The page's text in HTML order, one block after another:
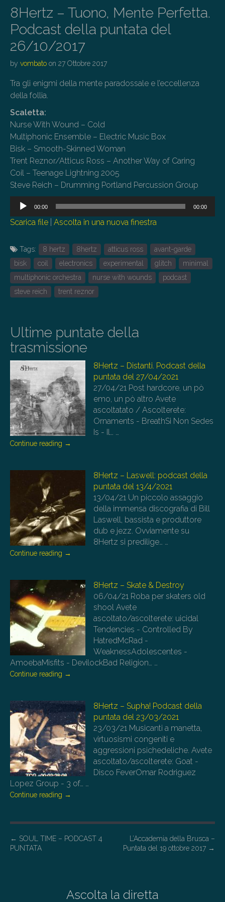
8Hertz – Tuono, Mente Perfetta.
Podcast della puntata del
26/10/2017
by vombato on 27 Ottobre 2017
Tra gli enigmi della mente paradossale e l’eccellenza
della follia.
Scaletta:
Nurse With Wound – Cold
Multiphonic Ensemble – Electric Music Box
Bisk – Smooth-Skinned Woman
Trent Reznor/Atticus Ross – Another Way of Caring
Coil – Teenage Lightning 2005
Steve Reich – Drumming Portland Percussion Group
Audio
00:00 00:00
Scarica file Ascolta in una nuova finestra
Tags: 8 hertz 8hertz atticus ross
avant-garde
bisk
coil electronics experimental glitch
minimal
multiphonic orchestra
nurse with wounds
podcast
steve reich
trent reznor
Ultime puntate della
trasmissione
8Hertz – Distanti. Podcast della
puntata del 27/04/2021
27/04/21 Post hardcore, un pò
emo, un pò altro Avete
ascoltatato / Ascolterete:
Ornaments - BreathSi Non Sedes
Is - Il… …
Continue reading →
8Hertz – Laswell: podcast della
puntata del 13/4/2021
13/04/21 Un piccolo assaggio
della immensa discografia di Bill
Laswell, bassista e produttore
dub e jezz. Ovviamente su
8Hertz si predilige… …
Continue reading →
8Hertz – Skate & Destroy
06/04/21 Roba per skaters old
shool Avete
ascoltato/ascolterete: uicidal
Tendencies - Controlled By
HatredMcRad -
WeaknessAdolescentes -
AmoebaMisfits - DevilockBad Religion… …
Continue reading →
8Hertz – Supha! Podcast della
puntata del 23/03/2021
23/03/21 Musicanti a manetta,
virtuosismi congeniti e
aggressioni psichedeliche. Avete
ascoltato/ascolterete: Goat -
Disco FeverOmar Rodriguez
Lopez Group - 3 of… …
Continue reading →
P
o
← SOUL TIME – PODCAST 4
PUNTATA
L’Accademia della Brusca –
Puntata del 19 ottobre 2017 →
Ascolta la diretta